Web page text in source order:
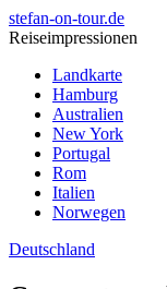
stefan-on-tour.de
Reiseimpressionen
Landkarte
Hamburg
Australien
New York
Portugal
Rom
Italien
Norwegen
Deutschland